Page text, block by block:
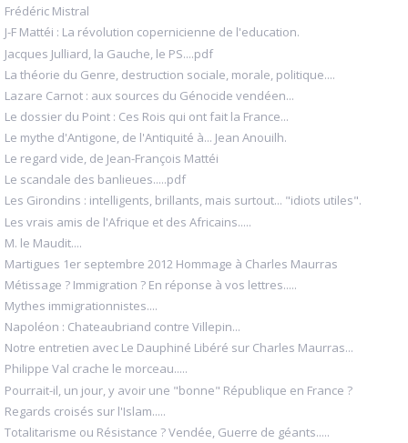
Frédéric Mistral
J-F Mattéi : La révolution copernicienne de l'education.
Jacques Julliard, la Gauche, le PS....pdf
La théorie du Genre, destruction sociale, morale, politique....
Lazare Carnot : aux sources du Génocide vendéen...
Le dossier du Point : Ces Rois qui ont fait la France...
Le mythe d'Antigone, de l'Antiquité à... Jean Anouilh.
Le regard vide, de Jean-François Mattéi
Le scandale des banlieues.....pdf
Les Girondins : intelligents, brillants, mais surtout... "idiots utiles".
Les vrais amis de l'Afrique et des Africains.....
M. le Maudit....
Martigues 1er septembre 2012 Hommage à Charles Maurras
Métissage ? Immigration ? En réponse à vos lettres.....
Mythes immigrationnistes....
Napoléon : Chateaubriand contre Villepin...
Notre entretien avec Le Dauphiné Libéré sur Charles Maurras...
Philippe Val crache le morceau.....
Pourrait-il, un jour, y avoir une "bonne" République en France ?
Regards croisés sur l'Islam.....
Totalitarisme ou Résistance ? Vendée, Guerre de géants.....